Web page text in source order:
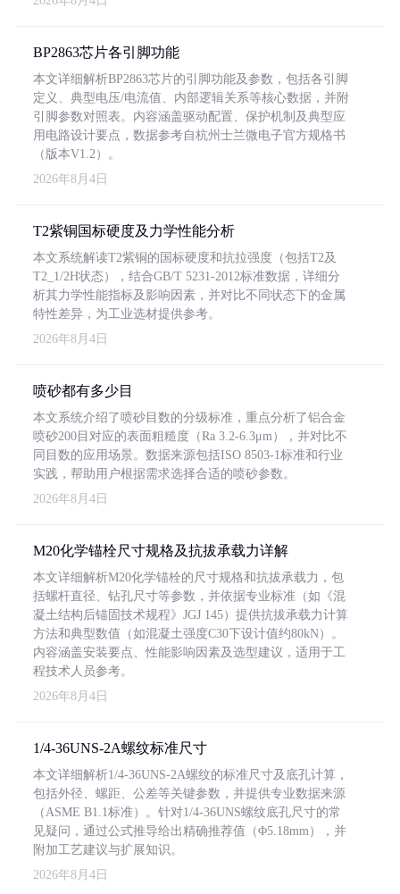
BP2863芯片各引脚功能
本文详细解析BP2863芯片的引脚功能及参数，包括各引脚
定义、典型电压/电流值、内部逻辑关系等核心数据，并附
引脚参数对照表。内容涵盖驱动配置、保护机制及典型应
用电路设计要点，数据参考自杭州士兰微电子官方规格书
（版本V1.2）。
2026年8月4日
T2紫铜国标硬度及力学性能分析
本文系统解读T2紫铜的国标硬度和抗拉强度（包括T2及
T2_1/2H状态），结合GB/T 5231-2012标准数据，详细分
析其力学性能指标及影响因素，并对比不同状态下的金属
特性差异，为工业选材提供参考。
2026年8月4日
喷砂都有多少目
本文系统介绍了喷砂目数的分级标准，重点分析了铝合金
喷砂200目对应的表面粗糙度（Ra 3.2-6.3μm），并对比不
同目数的应用场景。数据来源包括ISO 8503-1标准和行业
实践，帮助用户根据需求选择合适的喷砂参数。
2026年8月4日
M20化学锚栓尺寸规格及抗拔承载力详解
本文详细解析M20化学锚栓的尺寸规格和抗拔承载力，包
括螺杆直径、钻孔尺寸等参数，并依据专业标准（如《混
凝土结构后锚固技术规程》JGJ 145）提供抗拔承载力计算
方法和典型数值（如混凝土强度C30下设计值约80kN）。
内容涵盖安装要点、性能影响因素及选型建议，适用于工
程技术人员参考。
2026年8月4日
1/4-36UNS-2A螺纹标准尺寸
本文详细解析1/4-36UNS-2A螺纹的标准尺寸及底孔计算，
包括外径、螺距、公差等关键参数，并提供专业数据来源
（ASME B1.1标准）。针对1/4-36UNS螺纹底孔尺寸的常
见疑问，通过公式推导给出精确推荐值（Φ5.18mm），并
附加工艺建议与扩展知识。
2026年8月4日